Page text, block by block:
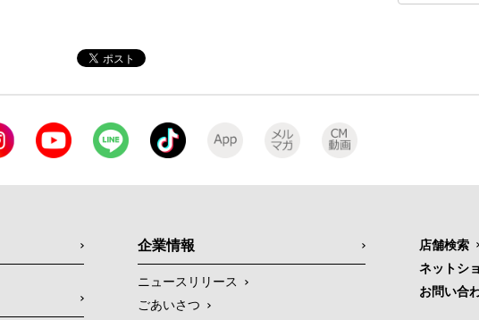
企業情報
ニュースリリース
ごあいさつ
店舗検索
ネットシ
お問い合